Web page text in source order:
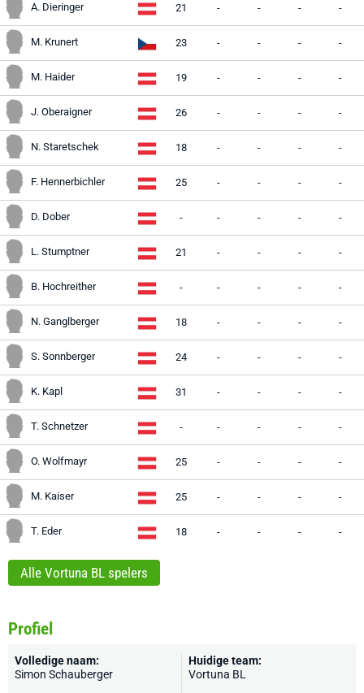
A. Dieringer 21 - - - -
M. Krunert 23 - - - -
M. Haider 19 - - - -
J. Oberaigner 26 - - - -
N. Staretschek 18 - - - -
F. Hennerbichler 25 - - - -
D. Dober - - - - -
L. Stumptner 21 - - - -
B. Hochreither - - - - -
N. Ganglberger 18 - - - -
S. Sonnberger 24 - - - -
K. Kapl 31 - - - -
T. Schnetzer - - - - -
O. Wolfmayr 25 - - - -
M. Kaiser 25 - - - -
T. Eder 18 - - - -
Alle Vortuna BL spelers
Profiel
Volledige naam:
Simon Schauberger
Huidige team:
Vortuna BL